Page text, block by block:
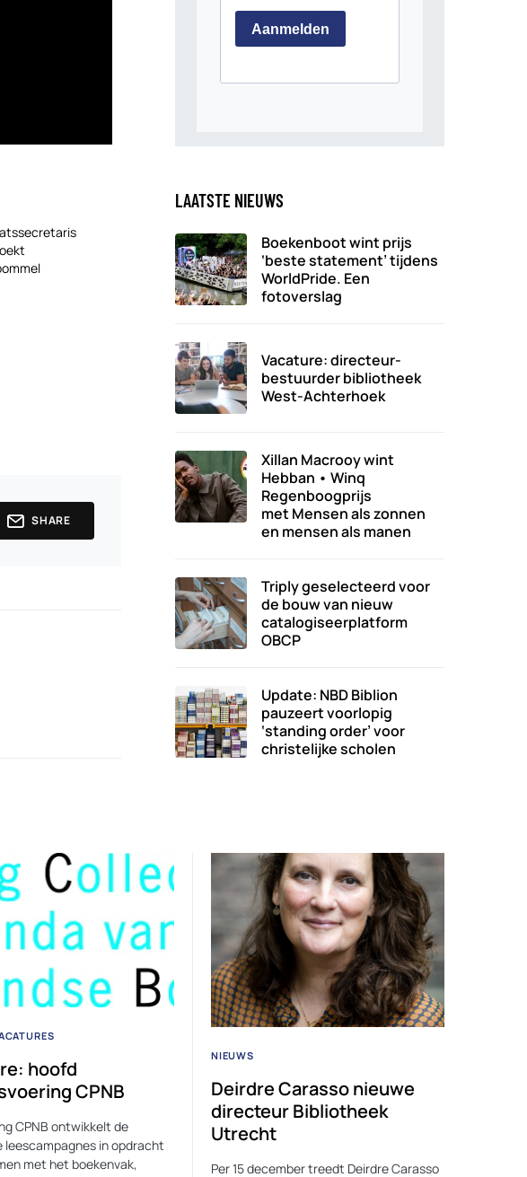
SHARE
LAATSTE NIEUWS
Boekenboot wint prijs
‘beste statement’ tijdens
WorldPride. Een
fotoverslag
Vacature: directeur-
bestuurder bibliotheek
West-Achterhoek
Xillan Macrooy wint
Hebban • Winq
Regenboogprijs
met Mensen als zonnen
en mensen als manen
Triply geselecteerd voor
de bouw van nieuw
catalogiseerplatform
OBCP
Update: NBD Biblion
pauzeert voorlopig
‘standing order’ voor
christelijke scholen
hoofd
CPNB
CPNB ontwikkelt de
leescampagnes in opdracht
met het boekenvak,
NIEUWS
Deirdre Carasso nieuwe
directeur Bibliotheek
Utrecht
Per 15 december treedt Deirdre Carasso